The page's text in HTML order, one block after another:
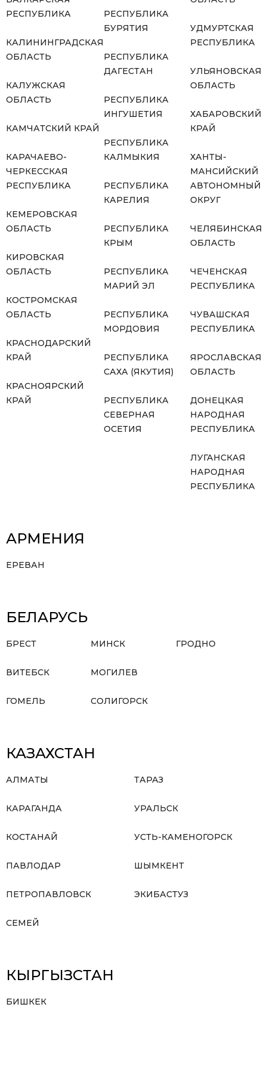
РЕСПУБЛИКА
КАЛИНИНГРАДСКАЯ
ОБЛАСТЬ
КАЛУЖСКАЯ
ОБЛАСТЬ
КАМЧАТСКИЙ КРАЙ
КАРАЧАЕВО-
ЧЕРКЕССКАЯ
РЕСПУБЛИКА
КЕМЕРОВСКАЯ
ОБЛАСТЬ
КИРОВСКАЯ
ОБЛАСТЬ
КОСТРОМСКАЯ
ОБЛАСТЬ
КРАСНОДАРСКИЙ
КРАЙ
КРАСНОЯРСКИЙ
КРАЙ
РЕСПУБЛИКА
БУРЯТИЯ
РЕСПУБЛИКА
ДАГЕСТАН
РЕСПУБЛИКА
ИНГУШЕТИЯ
РЕСПУБЛИКА
КАЛМЫКИЯ
РЕСПУБЛИКА
КАРЕЛИЯ
РЕСПУБЛИКА
КРЫМ
РЕСПУБЛИКА
МАРИЙ ЭЛ
РЕСПУБЛИКА
МОРДОВИЯ
РЕСПУБЛИКА
САХА (ЯКУТИЯ)
РЕСПУБЛИКА
СЕВЕРНАЯ
ОСЕТИЯ
УДМУРТСКАЯ
РЕСПУБЛИКА
УЛЬЯНОВСКАЯ
ОБЛАСТЬ
ХАБАРОВСКИЙ
КРАЙ
ХАНТЫ-
МАНСИЙСКИЙ
АВТОНОМНЫЙ
ОКРУГ
ЧЕЛЯБИНСКАЯ
ОБЛАСТЬ
ЧЕЧЕНСКАЯ
РЕСПУБЛИКА
ЧУВАШСКАЯ
РЕСПУБЛИКА
ЯРОСЛАВСКАЯ
ОБЛАСТЬ
ДОНЕЦКАЯ
НАРОДНАЯ
РЕСПУБЛИКА
ЛУГАНСКАЯ
НАРОДНАЯ
РЕСПУБЛИКА
АРМЕНИЯ
ЕРЕВАН
БЕЛАРУСЬ
БРЕСТ
ВИТЕБСК
ГОМЕЛЬ
МИНСК
МОГИЛЕВ
СОЛИГОРСК
ГРОДНО
КАЗАХСТАН
АЛМАТЫ
КАРАГАНДА
КОСТАНАЙ
ПАВЛОДАР
ПЕТРОПАВЛОВСК
СЕМЕЙ
ТАРАЗ
УРАЛЬСК
УСТЬ-КАМЕНОГОРСК
ШЫМКЕНТ
ЭКИБАСТУЗ
КЫРГЫЗСТАН
БИШКЕК